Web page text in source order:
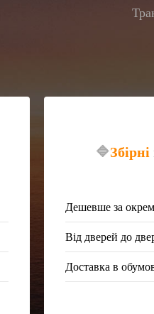
🔷Збірні
Дешевше за
Від дверей до
Доставка в